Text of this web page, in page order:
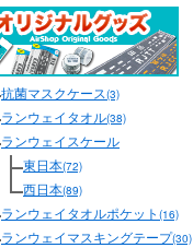
抗菌マスクケース(3)
ランウェイタオル(38)
ランウェイスケール
東日本(72)
西日本(89)
ランウェイタオルポケット (16)
ランウェイマスキングテープ(30)